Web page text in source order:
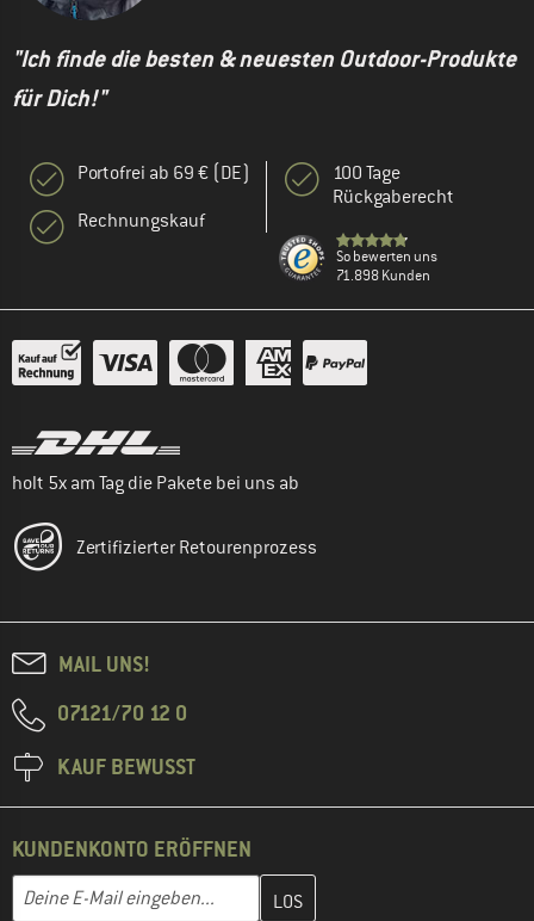
"Ich finde die besten & neuesten Outdoor-Produkte
für Dich!"
Portofrei ab 69 € (DE)
Rechnungskauf
100 Tage
Rückgaberecht
So bewerten uns
71.898 Kunden
holt 5x am Tag die Pakete bei uns ab
Zertifizierter Retourenprozess
MAIL UNS!
07121/70 12 0
KAUF BEWUSST
KUNDENKONTO ERÖFFNEN
E-Mail-Adresse
Gib hier deine E-Mail-Adresse ein und erstelle im nächsten